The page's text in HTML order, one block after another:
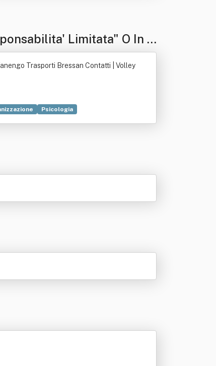
Limitata" O In B
Trasporti Bressan Contatti | Volley
Psicologia